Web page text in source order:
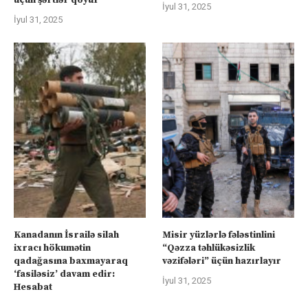
İyul 31, 2025
İyul 31, 2025
Kanadanın İsrailə silah
ixracı hökumətin
qadağasına baxmayaraq
‘fasiləsiz’ davam edir:
Hesabat
Misir yüzlərlə fələstinlini
“Qəzza təhlükəsizlik
vəzifələri” üçün hazırlayır
İyul 31, 2025